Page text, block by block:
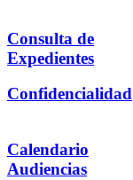
Consulta de
Expedientes
Confidencialidad
Calendario
Audiencias